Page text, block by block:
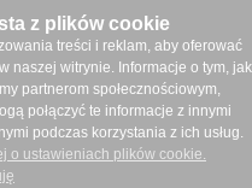
z plików cookie
treści i reklam, aby oferować
naszej witrynie. Informacje o tym, jak
partnerom społecznościowym,
połączyć te informacje z innymi
podczas korzystania z ich usług.
o ustawieniach plików cookie.